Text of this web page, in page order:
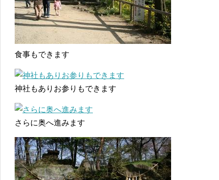
食事もできます
神社もありお参りもできます
さらに奥へ進みます